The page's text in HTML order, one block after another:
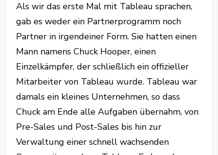
Als wir das erste Mal mit Tableau sprachen,
gab es weder ein Partnerprogramm noch
Partner in irgendeiner Form. Sie hatten einen
Mann namens Chuck Hooper, einen
Einzelkämpfer, der schließlich ein offizieller
Mitarbeiter von Tableau wurde. Tableau war
damals ein kleines Unternehmen, so dass
Chuck am Ende alle Aufgaben übernahm, von
Pre-Sales und Post-Sales bis hin zur
Verwaltung einer schnell wachsenden